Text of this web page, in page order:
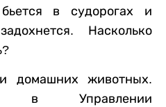
в судорогах и
Насколько
домашних животных.
в Управлении